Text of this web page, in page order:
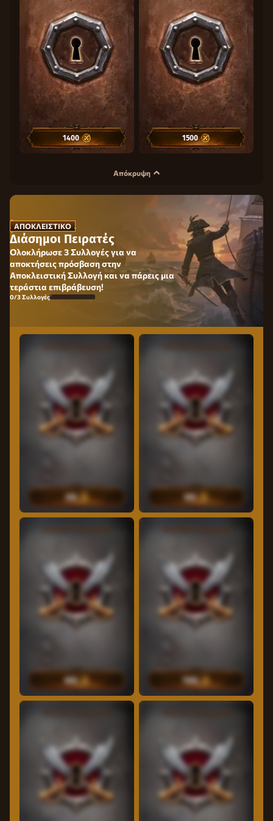
1400
1400 1500
1500
Απόκρυψη
ΑΠΟΚΛΕΙΣΤΙΚΌ
Διάσημοι Πειρατές
Ολοκλήρωσε 3 Συλλογές για να
αποκτήσεις πρόσβαση στην
Αποκλειστική Συλλογή και να πάρεις μια
τεράστια επιβράβευση!
0/3 Συλλογές
250 500
800 1500